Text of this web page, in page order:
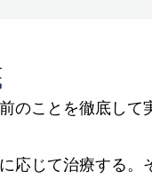
のことを徹底し
応じて治療する